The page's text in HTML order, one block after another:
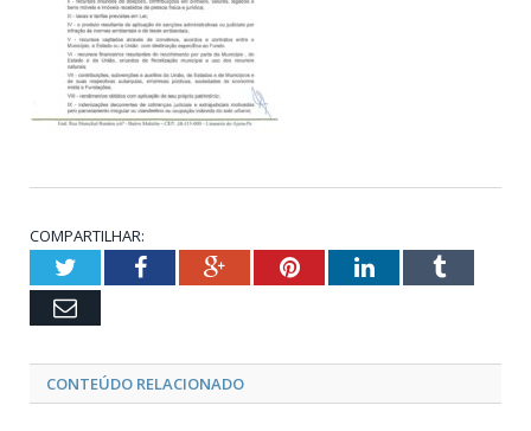
COMPARTILHAR:
TwitterFacebookGoogle+PinterestLinkedInTumblr
Email
CONTEÚDO RELACIONADO